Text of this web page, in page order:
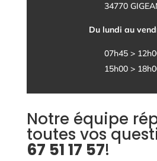
34770
Du lundi au
07h45 >
15h00 >
Notre équipe
toutes vos
67 51 17 57!